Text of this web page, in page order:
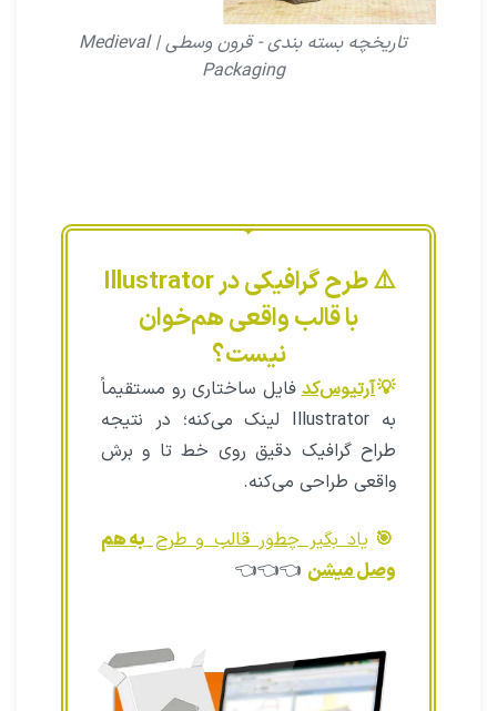
تاریخچه بسته بندى - قرون وسطى | Medieval
Packaging​
⚠️ طرح گرافیکی در Illustrator
با قالب واقعی هم‌خوان
نیست؟
💡آرتیوس‌کدفایل ساختاری رو مستقیماً
به Illustrator لینک می‌کنه؛ در نتیجه
طراح گرافیک دقیق روی خط تا و برش
واقعی طراحی می‌کنه.
🎯 یاد بگیر چطور قالب و طرحبه هم
وصل میشن 👈👈👈